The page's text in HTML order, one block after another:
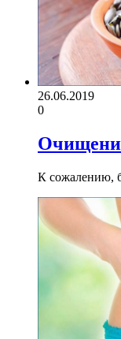
26.06.2019
0
К сожалению,